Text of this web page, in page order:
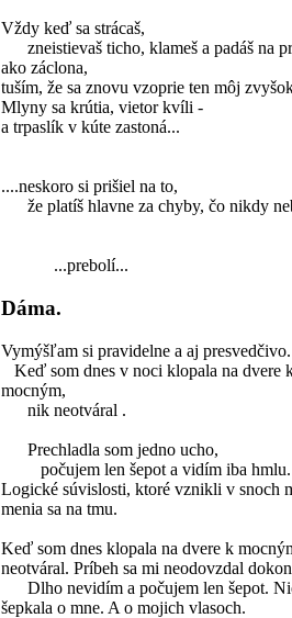
Vždy keď sa strácaš,
zneistievaš ticho, klameš a padáš na
ako záclona,
tuším, že sa znovu vzoprie ten môj
Mlyny sa krútia, vietor kvíli -
a trpaslík v kúte zastoná...
....neskoro si prišiel na to,
že platíš hlavne za chyby, čo nikdy
...prebolí...
Dáma.
Vymýšľam si pravidelne a aj presvedčivo.
Keď som dnes v noci klopala na dvere
mocným,
nik neotváral .
Prechladla som jedno ucho,
počujem len šepot a vidím iba hmlu.
Logické súvislosti, ktoré vznikli v snoch
menia sa na tmu.
Keď som dnes klopala na dvere k
neotváral. Príbeh sa mi neodovzdal
Dlho nevidím a počujem len šepot.
šepkala o mne. A o mojich vlasoch.